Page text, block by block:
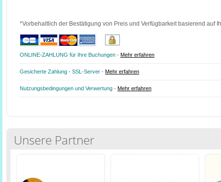
*Vorbehaltlich der Bestätigung von Preis und Verfügbarkeit basierend auf
ONLINE-ZAHLUNG für Ihre Buchungen - Mehr erfahren
Gesicherte Zahlung - SSL-Server - Mehr erfahren
Nutzungsbedingungen und Verwertung - Mehr erfahren
Unsere Partner